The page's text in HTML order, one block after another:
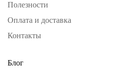
Полезности
Оплата и доставка
Контакты
Блог